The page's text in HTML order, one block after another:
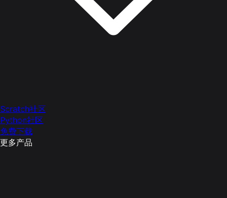
Scratch社区
Python社区
免费下载
更多产品